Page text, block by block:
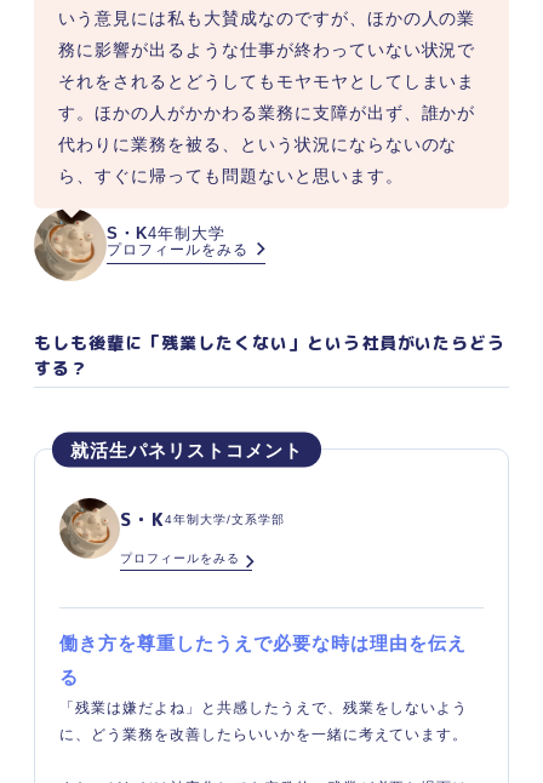
S・K4年制大学
プロフィールをみる
いう意見には私も大賛成なのですが、ほかの人の業
務に影響が出るような仕事が終わっていない状況で
それをされるとどうしてもモヤモヤとしてしまいま
す。ほかの人がかかわる業務に支障が出ず、誰かが
代わりに業務を被る、という状況にならないのな
ら、すぐに帰っても問題ないと思います。
もしも後輩に「残業したくない」という社員がいたらどう
する？
S・K4年制大学/文系学部
プロフィールをみる
働き方を尊重したうえで必要な時は理由を伝え
る
「残業は嫌だよね」と共感したうえで、残業をしないよう
に、どう業務を改善したらいいかを一緒に考えています。